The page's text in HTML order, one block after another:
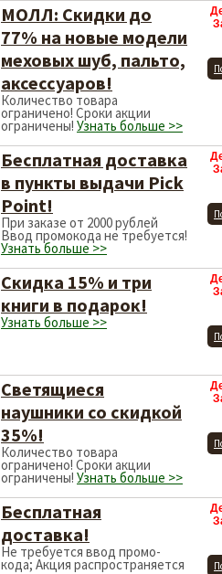
МОЛЛ: Скидки до
77% на новые модели
меховых шуб, пальто,
аксессуаров!
Количество товара
ограничено! Сроки акции
ограничены! Узнать больше >>
Бесплатная доставка
в пункты выдачи Pick
Point!
При заказе от 2000 рублей
Ввод промокода не требуется!
Узнать больше >>
Скидка 15% и три
книги в подарок!
Узнать больше >>
Cветящиеся
наушники со скидкой
35%!
Количество товара
ограничено! Сроки акции
ограничены! Узнать больше >>
Бесплатная
доставка!
Не требуется ввод промо-
кода; Акция распространяется